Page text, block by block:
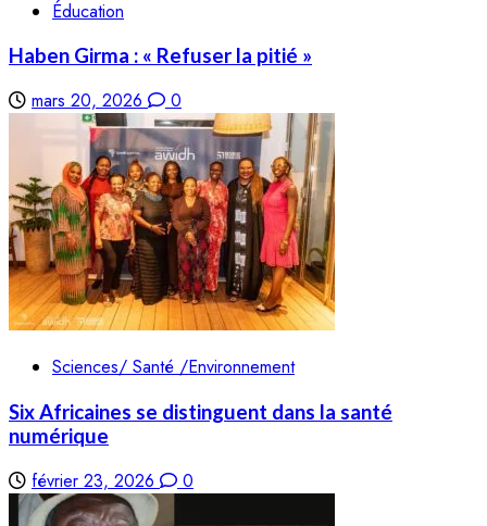
Éducation
Haben Girma : « Refuser la pitié »
mars 20, 2026 0
Sciences/ Santé /Environnement
Six Africaines se distinguent dans la santé
numérique
février 23, 2026 0